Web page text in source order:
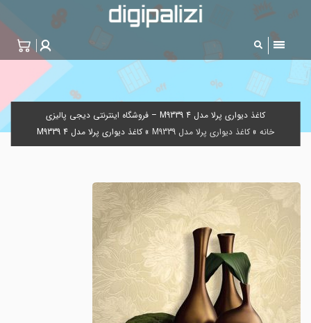
کاغذ دیواری پرلا مدل M9339 4 – فروشگاه اینترنتی دیجی پالیزی
خانه »کاغذ دیواری پرلا مدل M9339 »کاغذ دیواری پرلا مدل M9339 4